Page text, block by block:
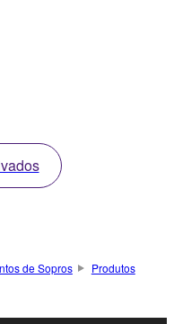
de Sopros
Produtos